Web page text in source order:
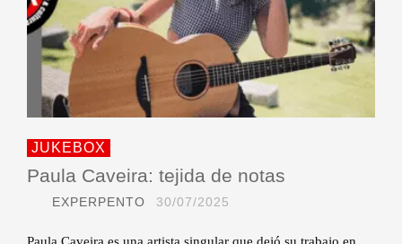
JUKEBOX
Paula Caveira: tejida de notas
EXPERPENTO 30/07/2025